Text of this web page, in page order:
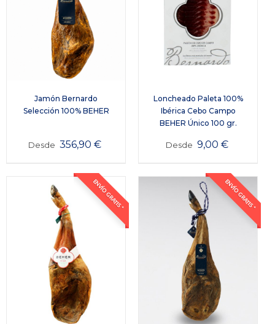
Jamón Bernardo
Selección 100% BEHER
Desde 356,90€
Loncheado Paleta 100%
Ibérica Cebo Campo
BEHER Único 100 gr.
Desde 9,00 €
ENVÍO GRATIS * ENVÍO GRATIS *